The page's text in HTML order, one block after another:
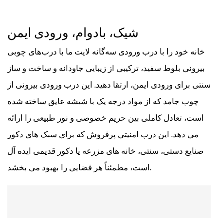
خانه خود را با درب ورودی سه‌گانه لایت ما با درب‌های چوبی
بیرونی بلوط سفید، ترکیبی از زیبایی جاودانه و ساخت و ساز
سنتی برای ورودی ایمن، ارتقا دهید. این درب ورودی بیرونی از
چوب جامد که از مواد درجه یک با شیشه عایق ساخته شده
است، تعادل کاملی بین حریم خصوصی و نور طبیعی را ارائه
می دهد. این درب امنیتی پرفروش که برای سبک های دکور
صنایع دستی، سنتی، خانه های مزرعه یا دکور قدیمی ایده آل
است، مطمئناً هر فضایی را بهبود می بخشد.